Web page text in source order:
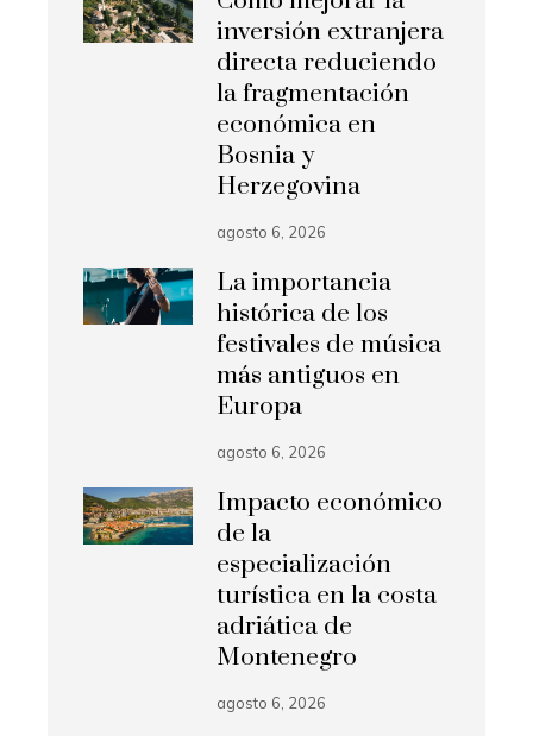
inversión extranjera
directa reduciendo
la fragmentación
económica en
Bosnia y
Herzegovina
agosto 6, 2026
La importancia
histórica de los
festivales de música
más antiguos en
Europa
agosto 6, 2026
Impacto económico
de la
especialización
turística en la costa
adriática de
Montenegro
agosto 6, 2026